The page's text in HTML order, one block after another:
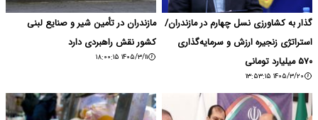
گذار به کشاورزی نسل چهارم در مازندران/
استراتژی زنجیره ارزش و سرمایه‌گذاری
۵۷۰ میلیارد تومانی
۱۴۰۵/۳/۲۰ ۱۳:۵۳:۱۵
مازندران در تأمین شیر و صنایع لبنی
کشور نقش راهبردی دارد
۱۴۰۵/۳/۱۱ ۱۸:۰۰:۱۵